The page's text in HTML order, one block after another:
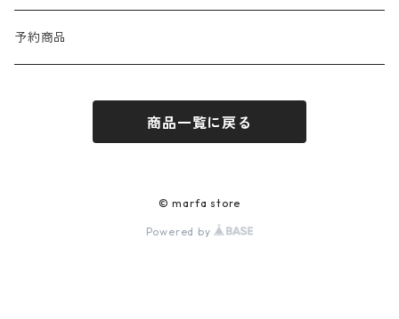
DAYDATE
JILL PLATNER
SHIRT
予約商品
商品一覧に戻る
© marfa store
Powered by